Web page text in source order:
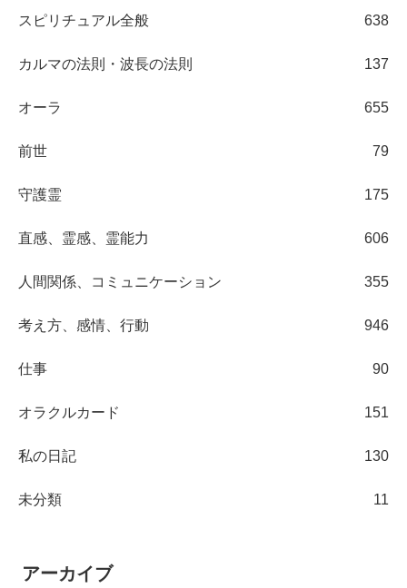
スピリチュアル全般 638
カルマの法則・波長の法則 137
オーラ 655
前世 79
守護霊 175
直感、霊感、霊能力 606
人間関係、コミュニケーション 355
考え方、感情、行動 946
仕事 90
オラクルカード 151
私の日記 130
未分類 11
アーカイブ